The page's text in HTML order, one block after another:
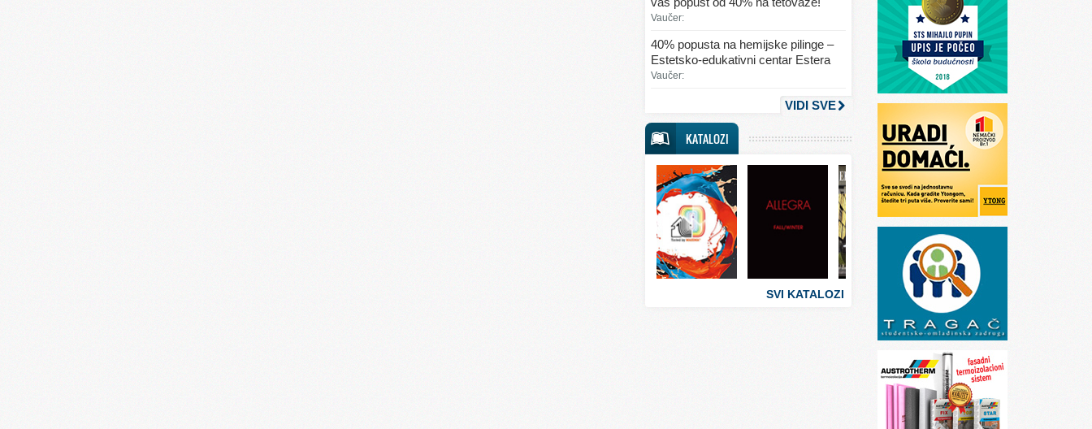
Svet lepote
Svet mode
Svet sporta
Svet tehnike
Svet ugostiteljstva
Svet zabave i umetnosti
Svet zanimljivosti
Svet zdravlja
Vaučer:
40% popusta na hemijske pilinge –
Estetsko-edukativni centar Estera
Vaučer:
VIDI SVE
KATALOZI
SVI KATALOZI